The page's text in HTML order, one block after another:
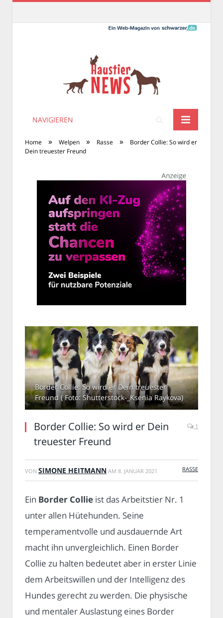
NAVIGIEREN
Home » Welpen » Rasse »
Border Collie: So wird er
Dein treuester Freund
Border Collie: So wird er Dein treuester
Freund ( Foto: Shutterstock-_Ksenia Raykova)
Border Collie: So wird er Dein
treuester Freund
1
VON SIMONE HEITMANN AM 8. JANUAR 2021 RASSE
Ein Border Collie ist das Arbeitstier Nr. 1
unter allen Hütehunden. Seine
temperamentvolle und ausdauernde Art
macht ihn unvergleichlich. Einen Border
Collie zu halten bedeutet aber in erster Linie
dem Arbeitswillen und der Intelligenz des
Hundes gerecht zu werden. Die physische
und mentaler Auslastung eines Border